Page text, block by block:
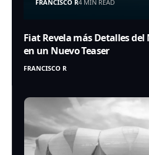
FRANCISCO R4 MIN READ
Fiat Revela más Detalles
en un Nuevo Teaser
FRANCISCO R